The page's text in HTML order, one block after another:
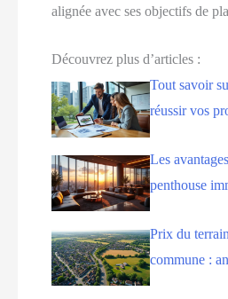
alignée avec ses objectifs de
Découvrez plus d’articles :
Tout savoir
réussir vos
Les
penthouse
Prix du
commune :